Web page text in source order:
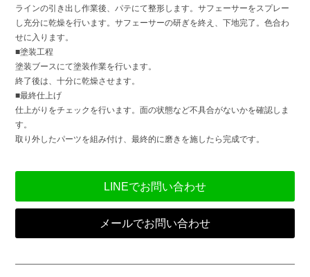
ラインの引き出し作業後、パテにて整形します。サフェーサーをスプレー
し充分に乾燥を行います。サフェーサーの研ぎを終え、下地完了。色合わ
せに入ります。
■塗装工程
塗装ブースにて塗装作業を行います。
終了後は、十分に乾燥させます。
■最終仕上げ
仕上がりをチェックを行います。面の状態など不具合がないかを確認しま
す。
取り外したパーツを組み付け、最終的に磨きを施したら完成です。
LINEでお問い合わせ
メールでお問い合わせ